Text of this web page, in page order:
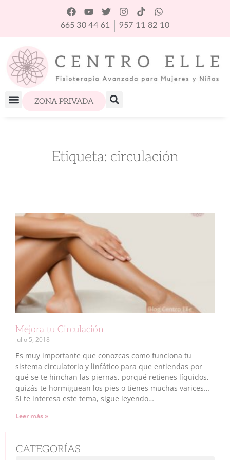
665 30 44 61 957 11 82 10
ZONA PRIVADA
Etiqueta: circulación
Mejora tu Circulación
julio 5, 2018
Es muy importante que conozcas como funciona tu
sistema circulatorio y linfático para que entiendas por
qué se te hinchan las piernas, porqué retienes líquidos,
quizás te hormiguean los pies o tienes muchas varices…
Si te interesa este tema, sigue leyendo…
Leer más »
CATEGORÍAS